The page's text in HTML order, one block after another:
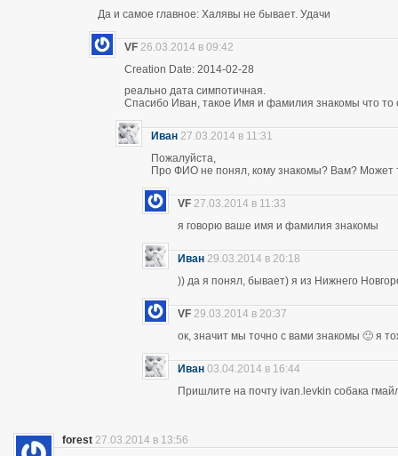
Да и самое главное: Халявы не бывает. Удачи
VF 26.03.2014 в 09:42
Creation Date: 2014-02-28
реально дата симпотичная.
Спасибо Иван, такое Имя и фамилия знакомы что то
Иван 27.03.2014 в 11:31
Пожалуйста,
Про ФИО не понял, кому знакомы? Вам? Может
VF 27.03.2014 в 11:33
я говорю ваше имя и фамилия знакомы
Иван 29.03.2014 в 20:18
)) да я понял, бывает) я из Нижнего
VF 29.03.2014 в 20:37
ок, значит мы точно с вами знакомы 🙂 я
Иван 03.04.2014 в 16:44
Пришлите на почту ivan.levkin собака
forest 27.03.2014 в 13:56